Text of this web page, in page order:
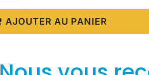
AJOUTER AU PANIER